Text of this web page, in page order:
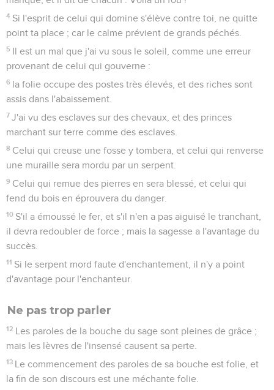
4 Si l'esprit de celui qui domine s'élève contre toi, ne quitte
point ta place ; car le calme prévient de grands péchés.
5 Il est un mal que j'ai vu sous le soleil, comme une erreur
provenant de celui qui gouverne :
6 la folie occupe des postes très élevés, et des riches sont
assis dans l'abaissement.
7 J'ai vu des esclaves sur des chevaux, et des princes
marchant sur terre comme des esclaves.
8 Celui qui creuse une fosse y tombera, et celui qui renverse
une muraille sera mordu par un serpent.
9 Celui qui remue des pierres en sera blessé, et celui qui
fend du bois en éprouvera du danger.
10 S'il a émoussé le fer, et s'il n'en a pas aiguisé le tranchant,
il devra redoubler de force ; mais la sagesse a l'avantage du
succès.
11 Si le serpent mord faute d'enchantement, il n'y a point
d'avantage pour l'enchanteur.
Ne pas trop parler
12 Les paroles de la bouche du sage sont pleines de grâce ;
mais les lèvres de l'insensé causent sa perte.
13 Le commencement des paroles de sa bouche est folie, et
la fin de son discours est une méchante folie.